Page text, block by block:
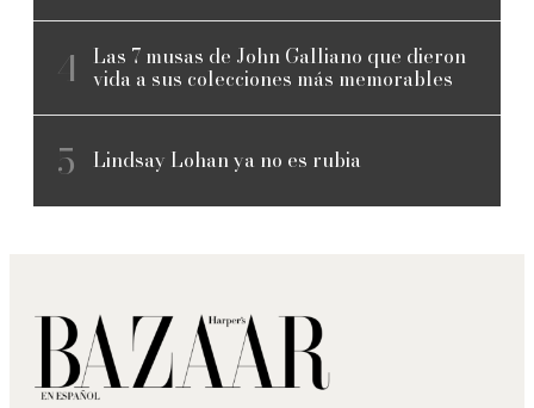
Las 7 musas de John Galliano que dieron
vida a sus colecciones más memorables
Lindsay Lohan ya no es rubia